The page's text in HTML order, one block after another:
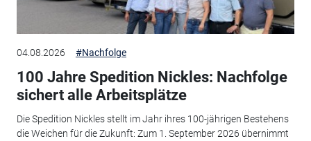
04.08.2026 #Nachfolge
100 Jahre Spedition Nickles: Nachfolge
sichert alle Arbeitsplätze
Die Spedition Nickles stellt im Jahr ihres 100-jährigen Bestehens
die Weichen für die Zukunft: Zum 1. September 2026 übernimmt